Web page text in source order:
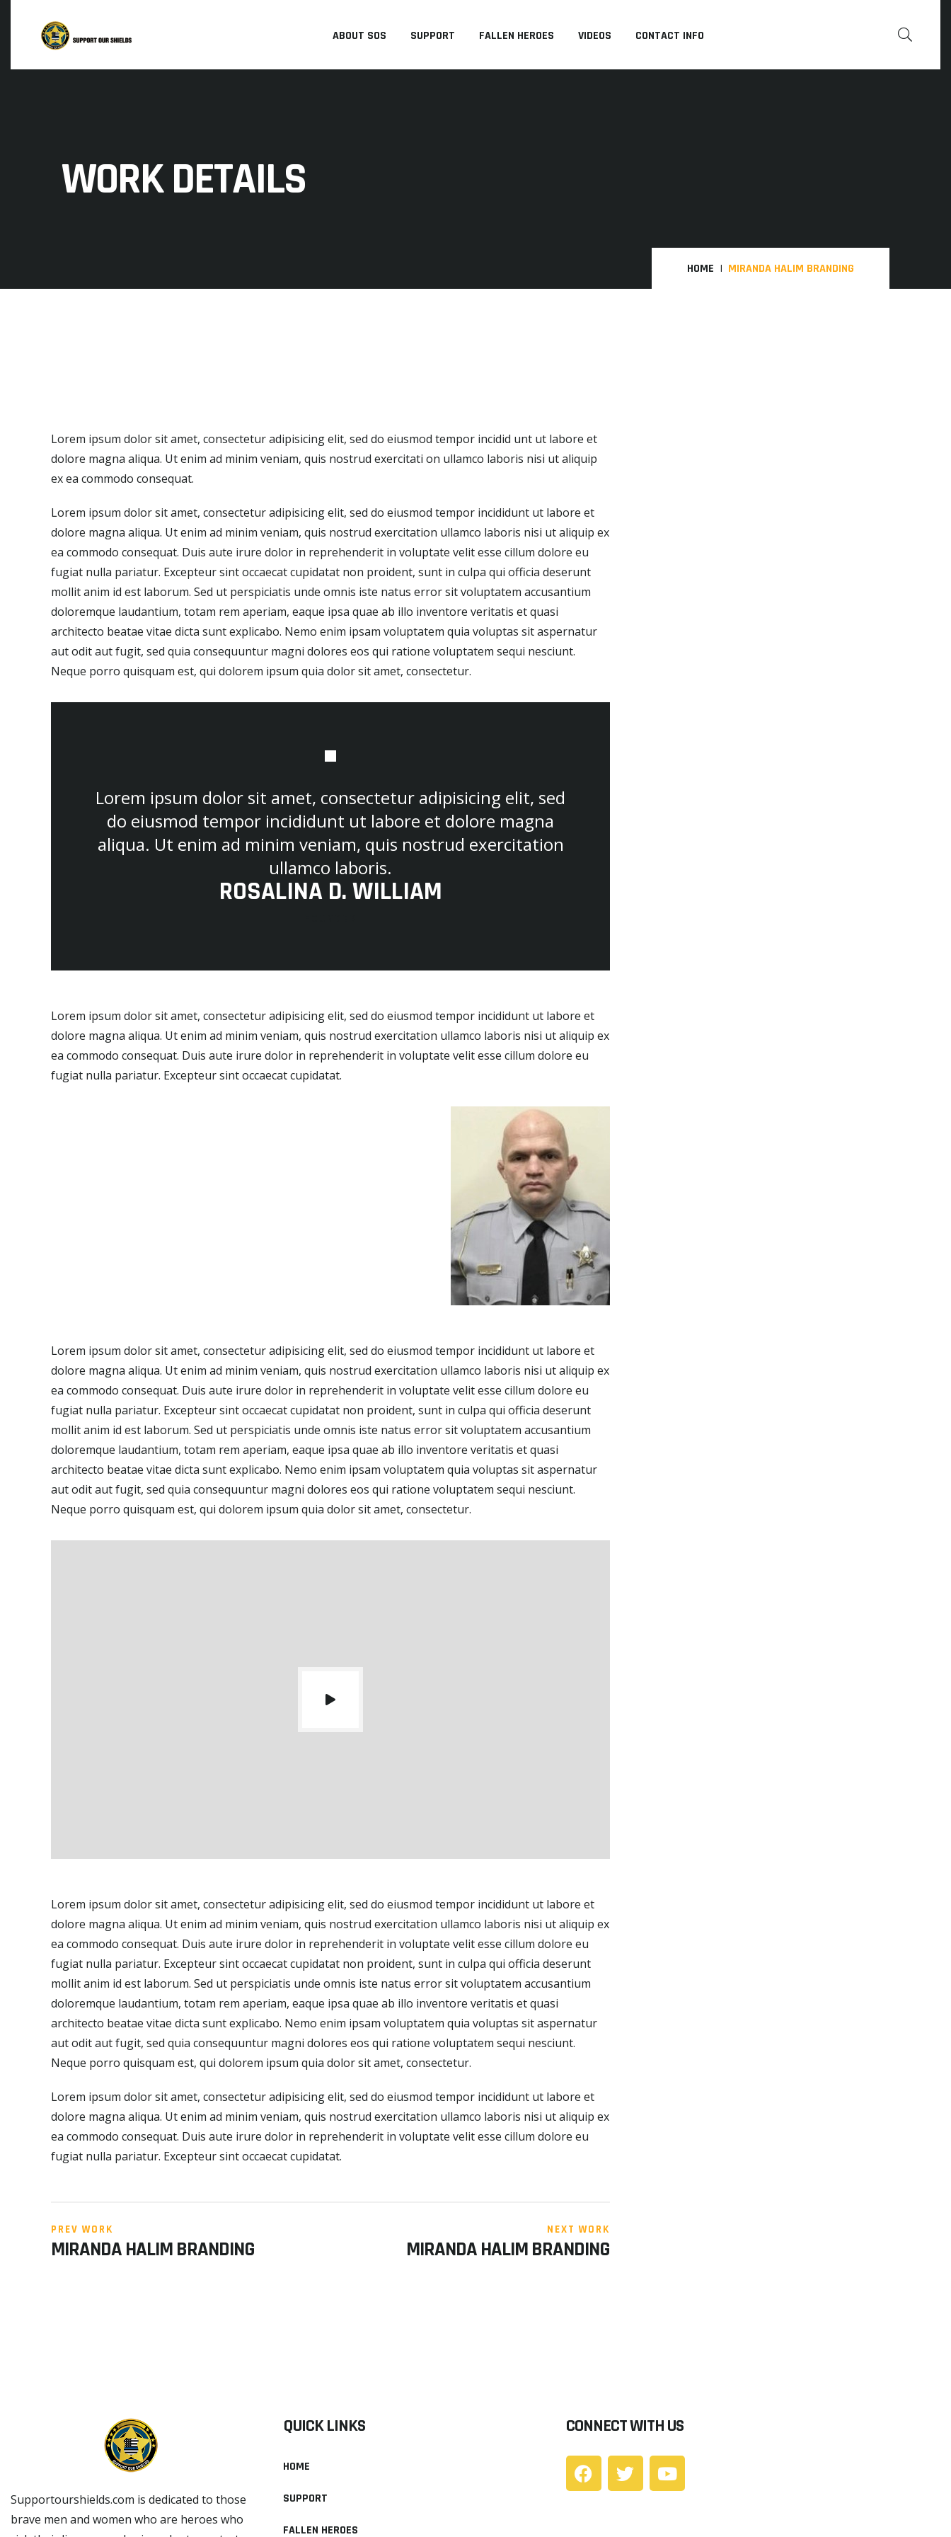
ABOUT SOS SUPPORT FALLEN HEROES VIDEOS CONTACT INFO
WORK DETAILS
HOME MIRANDA HALIM BRANDING
Lorem ipsum dolor sit amet, consectetur adipisicing elit, sed do eiusmod tempor incidid unt ut labore et
dolore magna aliqua. Ut enim ad minim veniam, quis nostrud exercitati on ullamco laboris nisi ut aliquip
ex ea commodo consequat.
Lorem ipsum dolor sit amet, consectetur adipisicing elit, sed do eiusmod tempor incididunt ut labore et
dolore magna aliqua. Ut enim ad minim veniam, quis nostrud exercitation ullamco laboris nisi ut aliquip ex
ea commodo consequat. Duis aute irure dolor in reprehenderit in voluptate velit esse cillum dolore eu
fugiat nulla pariatur. Excepteur sint occaecat cupidatat non proident, sunt in culpa qui officia deserunt
mollit anim id est laborum. Sed ut perspiciatis unde omnis iste natus error sit voluptatem accusantium
doloremque laudantium, totam rem aperiam, eaque ipsa quae ab illo inventore veritatis et quasi
architecto beatae vitae dicta sunt explicabo. Nemo enim ipsam voluptatem quia voluptas sit aspernatur
aut odit aut fugit, sed quia consequuntur magni dolores eos qui ratione voluptatem sequi nesciunt.
Neque porro quisquam est, qui dolorem ipsum quia dolor sit amet, consectetur.
Lorem ipsum dolor sit amet, consectetur adipisicing elit, sed
do eiusmod tempor incididunt ut labore et dolore magna
aliqua. Ut enim ad minim veniam, quis nostrud exercitation
ullamco laboris.
ROSALINA D. WILLIAM
Lorem ipsum dolor sit amet, consectetur adipisicing elit, sed do eiusmod tempor incididunt ut labore et
dolore magna aliqua. Ut enim ad minim veniam, quis nostrud exercitation ullamco laboris nisi ut aliquip ex
ea commodo consequat. Duis aute irure dolor in reprehenderit in voluptate velit esse cillum dolore eu
fugiat nulla pariatur. Excepteur sint occaecat cupidatat.
Lorem ipsum dolor sit amet, consectetur adipisicing elit, sed do eiusmod tempor incididunt ut labore et
dolore magna aliqua. Ut enim ad minim veniam, quis nostrud exercitation ullamco laboris nisi ut aliquip ex
ea commodo consequat. Duis aute irure dolor in reprehenderit in voluptate velit esse cillum dolore eu
fugiat nulla pariatur. Excepteur sint occaecat cupidatat non proident, sunt in culpa qui officia deserunt
mollit anim id est laborum. Sed ut perspiciatis unde omnis iste natus error sit voluptatem accusantium
doloremque laudantium, totam rem aperiam, eaque ipsa quae ab illo inventore veritatis et quasi
architecto beatae vitae dicta sunt explicabo. Nemo enim ipsam voluptatem quia voluptas sit aspernatur
aut odit aut fugit, sed quia consequuntur magni dolores eos qui ratione voluptatem sequi nesciunt.
Neque porro quisquam est, qui dolorem ipsum quia dolor sit amet, consectetur.
Lorem ipsum dolor sit amet, consectetur adipisicing elit, sed do eiusmod tempor incididunt ut labore et
dolore magna aliqua. Ut enim ad minim veniam, quis nostrud exercitation ullamco laboris nisi ut aliquip ex
ea commodo consequat. Duis aute irure dolor in reprehenderit in voluptate velit esse cillum dolore eu
fugiat nulla pariatur. Excepteur sint occaecat cupidatat non proident, sunt in culpa qui officia deserunt
mollit anim id est laborum. Sed ut perspiciatis unde omnis iste natus error sit voluptatem accusantium
doloremque laudantium, totam rem aperiam, eaque ipsa quae ab illo inventore veritatis et quasi
architecto beatae vitae dicta sunt explicabo. Nemo enim ipsam voluptatem quia voluptas sit aspernatur
aut odit aut fugit, sed quia consequuntur magni dolores eos qui ratione voluptatem sequi nesciunt.
Neque porro quisquam est, qui dolorem ipsum quia dolor sit amet, consectetur.
Lorem ipsum dolor sit amet, consectetur adipisicing elit, sed do eiusmod tempor incididunt ut labore et
dolore magna aliqua. Ut enim ad minim veniam, quis nostrud exercitation ullamco laboris nisi ut aliquip ex
ea commodo consequat. Duis aute irure dolor in reprehenderit in voluptate velit esse cillum dolore eu
fugiat nulla pariatur. Excepteur sint occaecat cupidatat.
PREV WORK
MIRANDA HALIM BRANDING
NEXT WORK
MIRANDA HALIM BRANDING
Supportourshields.com is dedicated to those
brave men and women who are heroes who
QUICK LINKS
HOME
SUPPORT
FALLEN HEROES
CONNECT WITH US